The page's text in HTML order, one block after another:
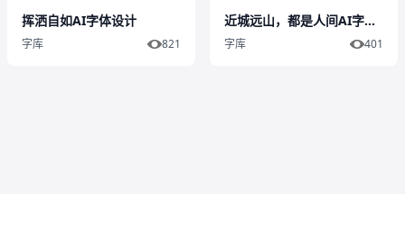
挥洒自如AI字体设计
字库 821
近城远山，都是人间AI字体设计
字库 401